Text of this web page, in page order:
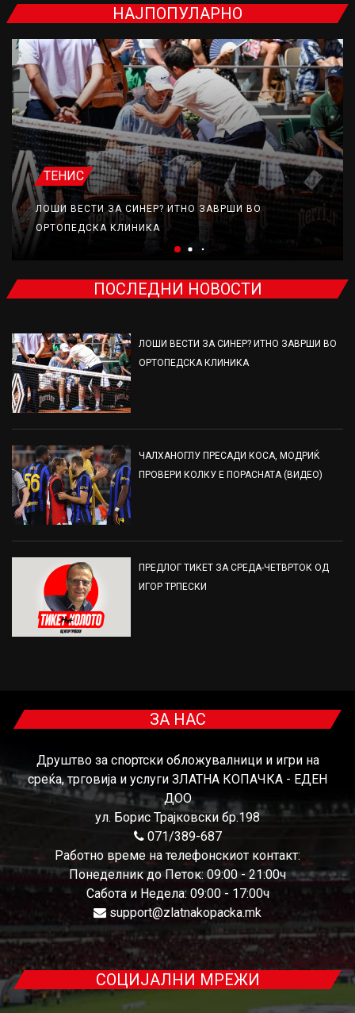
НАЈПОПУЛАРНО
ТЕНИС
ЛОШИ ВЕСТИ ЗА СИНЕР? ИТНО ЗАВРШИ ВО
ОРТОПЕДСКА КЛИНИКА
ПОСЛЕДНИ НОВОСТИ
ЛОШИ ВЕСТИ ЗА СИНЕР? ИТНО ЗАВРШИ ВО
ОРТОПЕДСКА КЛИНИКА
ЧАЛХАНОГЛУ ПРЕСАДИ КОСА, МОДРИЌ
ПРОВЕРИ КОЛКУ Е ПОРАСНАТА (ВИДЕО)
ПРЕДЛОГ ТИКЕТ ЗА СРЕДА-ЧЕТВРТОК ОД
ИГОР ТРПЕСКИ
ЗА НАС
Друштво за спортски обложувалници и игри на
среќа, трговија и услуги ЗЛАТНА КОПАЧКА - ЕДЕН
ДОО
ул. Борис Трајковски бр.198
071/389-687
Работно време на телефонскиот контакт:
Понеделник до Петок: 09:00 - 21:00ч
Сабота и Недела: 09:00 - 17:00ч
support@zlatnakopacka.mk
СОЦИЈАЛНИ МРЕЖИ